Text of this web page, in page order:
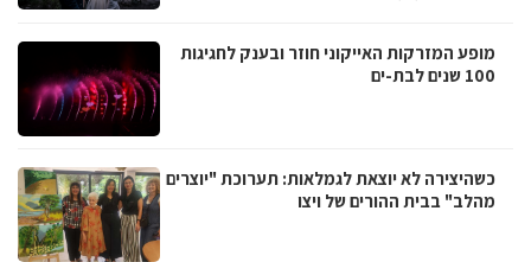
מופע המזרקות האייקוני חוזר ובענק לחגיגות
100 שנים לבת-ים
כשהיצירה לא יוצאת לגמלאות: תערוכת "יוצרים
מהלב" בבית ההורים של ויצו